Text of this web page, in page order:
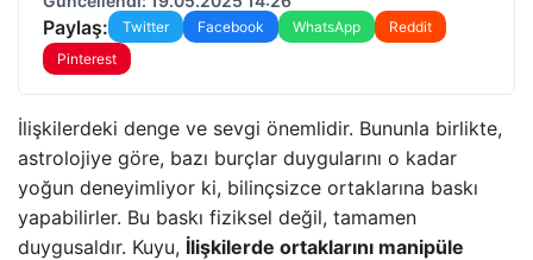
Paylaş: Twitter Facebook WhatsApp
Reddit
Pinterest
İlişkilerdeki denge ve sevgi önemlidir. Bununla birlikte,
astrolojiye göre, bazı burçlar duygularını o kadar
yoğun deneyimliyor ki, bilinçsizce ortaklarına baskı
yapabilirler. Bu baskı fiziksel değil, tamamen
duygusaldır. Kuyu, İlişkilerde ortaklarını manipüle